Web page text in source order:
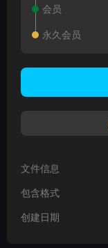
会员
永久会员
文件信息
包含格式
创建日期